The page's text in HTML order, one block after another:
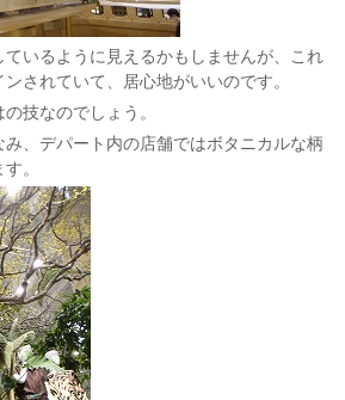
いるように見えるかもしませんが、これ
されていて、居心地がいいのです。
技なのでしょう。
、デパート内の店舗ではボタニカルな柄
。